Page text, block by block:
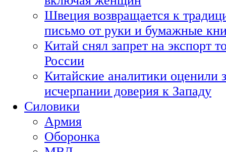
Швеция возвращается к
письмо от руки и бумажные
Китай снял запрет на экспорт
России
Китайские аналитики оценили
исчерпании доверия к Западу
Силовики
Армия
Оборонка